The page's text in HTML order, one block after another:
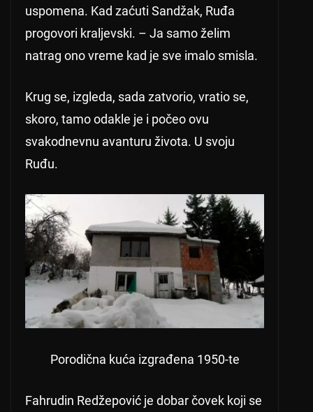
uspomena. Kad zaćuti Sandžak, Ruđa
progovori kraljevski. – Ja samo želim
natrag ono vreme kad je sve imalo smisla.
Krug se, izgleda, sada zatvorio, vratio se,
skoro, tamo odakle je i počeo ovu
svakodnevnu avanturu života. U svoju
Ruđu.
Porodična kuća izgrađena 1950-te
Fahrudin Redžepović je dobar čovek koji se